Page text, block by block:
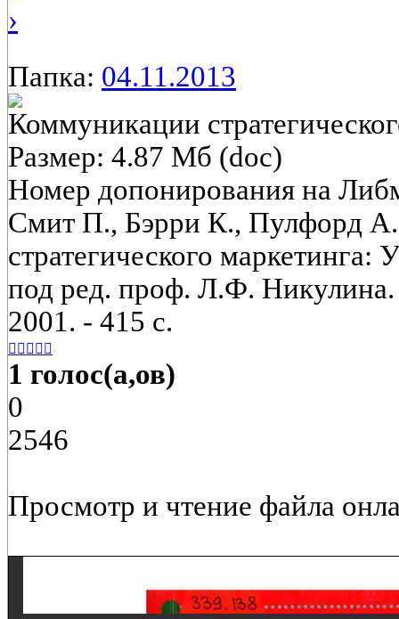
›
Папка: 04.11.2013
Коммуникации
Размер: 4.87 Мб (doc)
Номер допонирования на
Смит П., Бэрри К., Пулфорд
стратегического маркетинга:
под ред. проф. Л.Ф.
2001. - 415 с.
    
1 голос(а,ов)
0
2546
Просмотр и чтение файла